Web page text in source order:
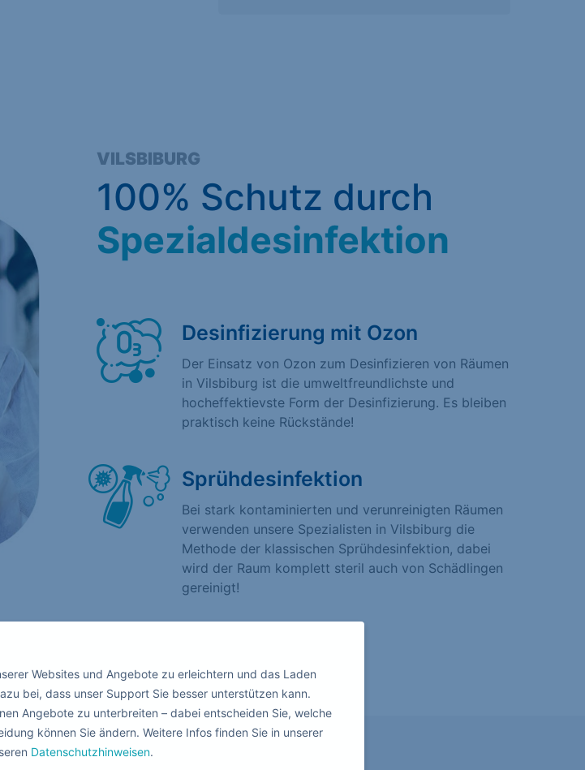
VILSBIBURG
100% Schutz durch
Spezialdesinfektion
Desinfizierung mit Ozon
Der Einsatz von Ozon zum Desinfizieren von Räumen
in Vilsbiburg ist die umweltfreundlichste und
hocheffektievste Form der Desinfizierung. Es bleiben
praktisch keine Rückstände!
Sprühdesinfektion
Bei stark kontaminierten und verunreinigten Räumen
verwenden unsere Spezialisten in Vilsbiburg die
Methode der klassischen Sprühdesinfektion, dabei
wird der Raum komplett steril auch von Schädlingen
gereinigt!
Websites und Angebote zu erleichtern und das Laden
bei, dass unser Support Sie besser unterstützen kann.
Angebote zu unterbreiten – dabei entscheiden Sie, welche
können Sie ändern. Weitere Infos finden Sie in unserer
Datenschutzhinweisen.